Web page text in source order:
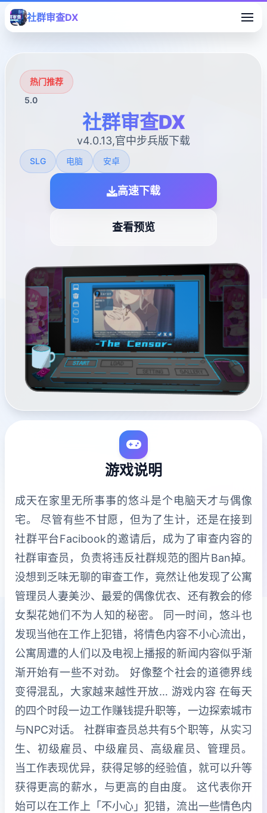
社群审查DX
热门推荐
5.0
社群审查DX
v4.0.13,官中步兵版下载
SLG 电脑 安卓
高速下载
查看预览
游戏说明
成天在家里无所事事的悠斗是个电脑天才与偶像
宅。 尽管有些不甘愿，但为了生计，还是在接到
社群平台Facibook的邀请后，成为了审查内容的
社群审查员，负责将违反社群规范的图片Ban掉。
没想到乏味无聊的审查工作，竟然让他发现了公寓
管理员人妻美沙、最爱的偶像优衣、还有教会的修
女梨花她们不为人知的秘密。 同一时间，悠斗也
发现当他在工作上犯错，将情色内容不小心流出，
公寓周遭的人们以及电视上播报的新闻内容似乎渐
渐开始有一些不对劲。 好像整个社会的道德界线
变得混乱，大家越来越性开放… 游戏内容 在每天
的四个时段一边工作赚钱提升职等，一边探索城市
与NPC对话。 社群审查员总共有5个职等，从实习
生、初级雇员、中级雇员、高级雇员、管理员。
当工作表现优异，获得足够的经验值，就可以升等
获得更高的薪水，与更高的自由度。 这代表你开
始可以在工作上「不小心」犯错，流出一些情色内